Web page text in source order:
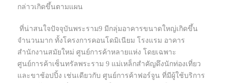
กล่าวเกิดขึ้นตามแผน
ที่น่าสนใจปัจจุบันพระราม9 มีกลุ่มอาคารขนาดใหญ่เกิดขึ้น
จำนวนมาก ทั้งโครงการคอนโดมิเนียม โรงแรม อาคาร
สำนักงานสมัยใหม่ ศูนย์การค้าหลายแห่ง โดยเฉพาะ
ศูนย์การค้าเซ็นทรัลพระราม 9 แม่เหล็กสำคัญดึงนักท่องเที่ยว
และขาช้อปปิ้ง เช่นเดียวกับ ศูนย์การค้าฟอร์จูน ที่มีผู้ใช้บริการ